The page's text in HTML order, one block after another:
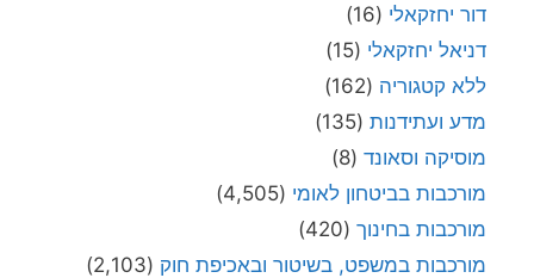
דור יחזקאלי (16)
דניאל יחזקאלי (15)
ללא קטגוריה (162)
מדע ועתידנות (135)
מוסיקה וסאונד (8)
מורכבות בביטחון לאומי (4,505)
מורכבות בחינוך (420)
מורכבות במשפט, בשיטור ובאכיפת חוק (2,103)